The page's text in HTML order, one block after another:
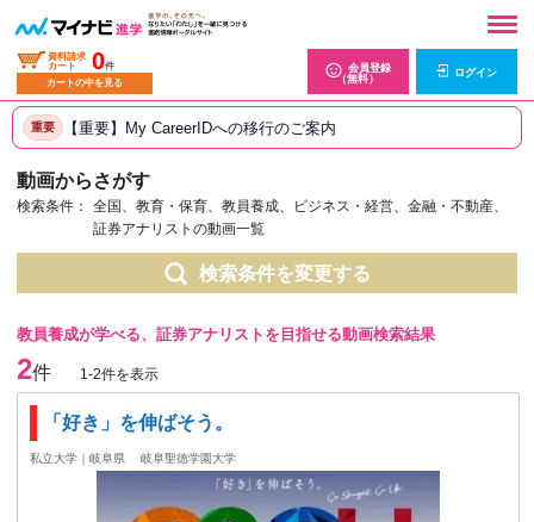
資料請求
カート
0件
カートの中を見る
会員登録
（無料）
ログイン
重要 【重要】My CareerIDへの移行のご案内
動画からさがす
検索条件：
全国、教育・保育、教員養成、ビジネス・経営、金融・不動産、
証券アナリストの動画一覧
検索条件を変更する
教員養成が学べる、証券アナリストを目指せる動画検索結果
2件 1-2件を表示
「好き」を伸ばそう。
私立大学｜岐阜県 岐阜聖徳学園大学